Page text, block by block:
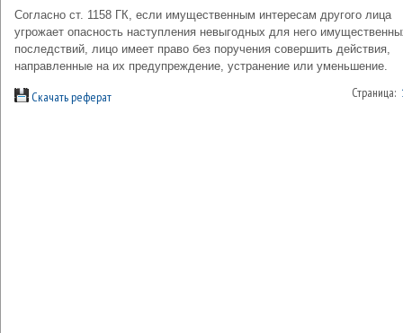
Согласно ст. 1158 ГК, если имущественным интересам другого лица
угрожает опасность наступления невыгодных для него
последствий, лицо имеет право без поручения совершить действия,
направленные на их предупреждение, устранение или уменьшение.
Скачать реферат Страница: